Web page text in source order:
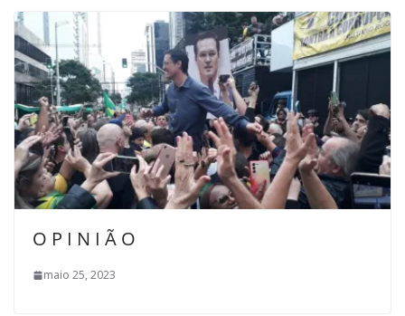
O P I N I Ã O
maio 25, 2023